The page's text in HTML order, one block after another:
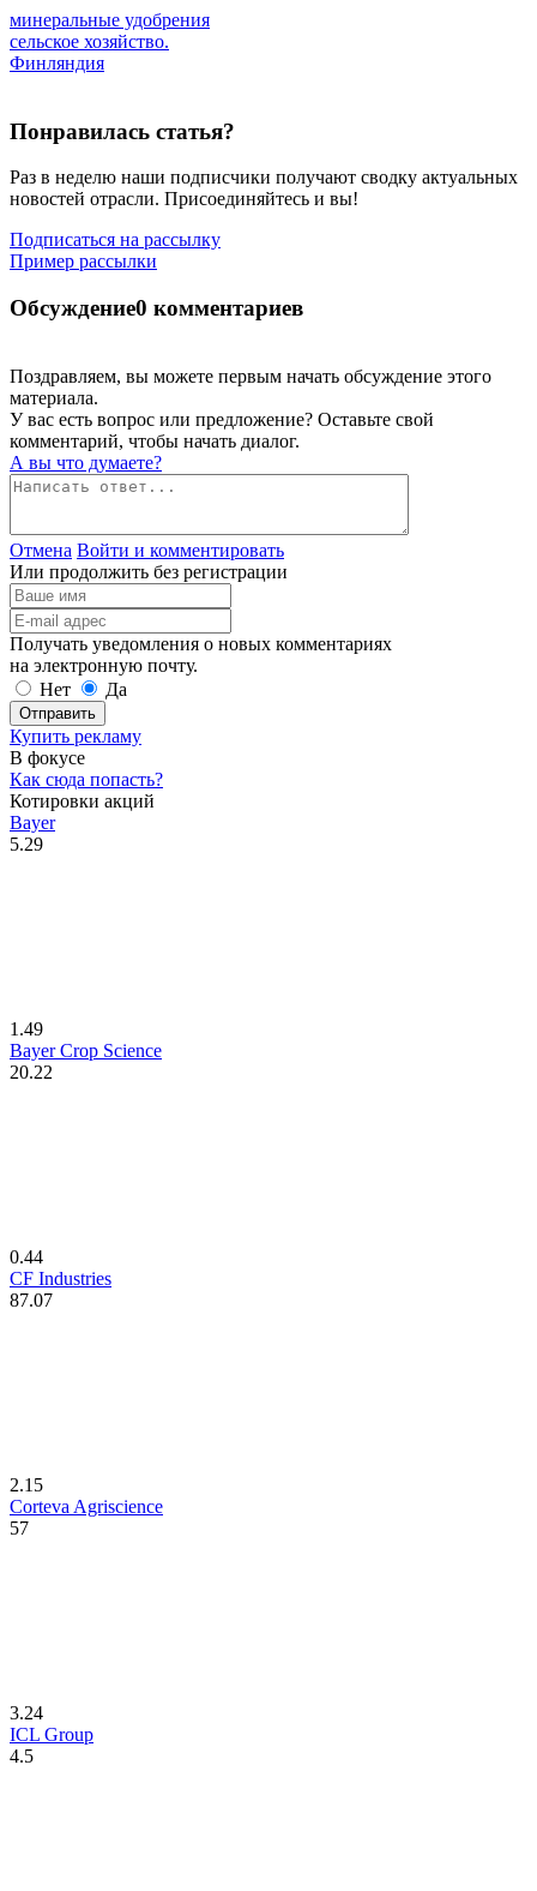
минеральные удобрения
сельское хозяйство.
Финляндия
Понравилась статья?
Раз в неделю наши подписчики получают сводку актуальных
новостей отрасли. Присоединяйтесь и вы!
Подписаться на рассылку
Пример рассылки
Обсуждение0 комментариев
Поздравляем, вы можете первым начать обсуждение этого
материала.
У вас есть вопрос или предложение? Оставьте свой
комментарий, чтобы начать диалог.
А вы что думаете?
Отмена Войти и комментировать
Или продолжить без регистрации
Получать уведомления о новых комментариях
на электронную почту.
Нет
Да
Отправить
Купить рекламу
В фокусе
Как сюда попасть?
Котировки акций
Bayer
5.29
1.49
Bayer Crop Science
20.22
0.44
CF Industries
87.07
2.15
Corteva Agriscience
57
3.24
ICL Group
4.5